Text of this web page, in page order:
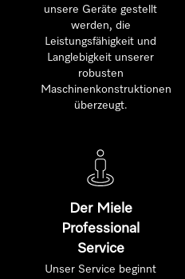
unsere Geräte gestellt
werden, die
Leistungsfähigkeit und
Langlebigkeit unserer
robusten
Maschinenkonstruktionen
überzeugt.
Der Miele
Professional
Service
Unser Service beginnt